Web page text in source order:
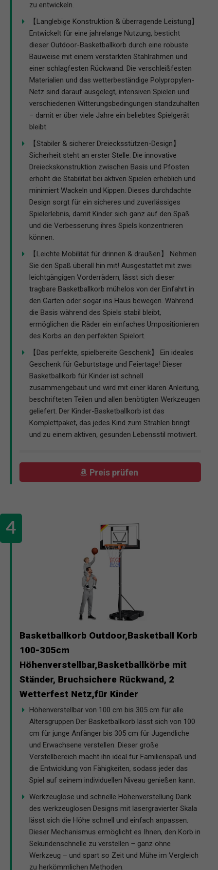
zu entwickeln.
【Langlebige Konstruktion & überragende Leistung】
Entwickelt für eine jahrelange Nutzung, besticht
dieser Outdoor-Basketballkorb durch eine robuste
Bauweise mit einem verstärkten Stahlrahmen und
einer schlagfesten Rückwand. Die verschleißfesten
Materialien und das wetterbeständige Polypropylen-
Netz sind darauf ausgelegt, intensiven Spielen und
verschiedenen Witterungsbedingungen standzuhalten
– damit er über viele Jahre ein beliebtes Spielgerät
bleibt.
【Stabiler & sicherer Dreiecksstützen-Design】
Sicherheit steht an erster Stelle. Die innovative
Dreieckskonstruktion zwischen Basis und Pfosten
erhöht die Stabilität bei aktiven Spielen erheblich und
minimiert Wackeln und Kippen. Dieses durchdachte
Design sorgt für ein sicheres und zuverlässiges
Spielerlebnis, damit Kinder sich ganz auf den Spaß
und die Verbesserung ihres Spiels konzentrieren
können.
【Leichte Mobilität für drinnen & draußen】 Nehmen
Sie den Spaß überall hin mit! Ausgestattet mit zwei
leichtgängigen Vorderrädern, lässt sich dieser
tragbare Basketballkorb mühelos von der Einfahrt in
den Garten oder sogar ins Haus bewegen. Während
die Basis während des Spiels stabil bleibt,
ermöglichen die Räder ein einfaches Umpositionieren
des Korbs an den perfekten Spielort.
【Das perfekte, spielbereite Geschenk】 Ein ideales
Geschenk für Geburtstage und Feiertage! Dieser
Basketballkorb für Kinder ist schnell
zusammengebaut und wird mit einer klaren Anleitung,
beschrifteten Teilen und allen benötigten Werkzeugen
geliefert. Der Kinder-Basketballkorb ist das
Komplettpaket, das jedes Kind zum Strahlen bringt
und zu einem aktiven, gesunden Lebensstil motiviert.
Preis prüfen
Basketballkorb Outdoor,Basketball Korb
100-305cm
Höhenverstellbar,Basketballkörbe mit
Ständer, Bruchsichere Rückwand, 2
Wetterfest Netz,für Kinder
Höhenverstellbar von 100 cm bis 305 cm für alle
Altersgruppen Der Basketballkorb lässt sich von 100
cm für junge Anfänger bis 305 cm für Jugendliche
und Erwachsene verstellen. Dieser große
Verstellbereich macht ihn ideal für Familienspaß und
die Entwicklung von Fähigkeiten, sodass jeder das
Spiel auf seinem individuellen Niveau genießen kann.
Werkzeuglose und schnelle Höhenverstellung Dank
des werkzeuglosen Designs mit lasergravierter Skala
lässt sich die Höhe schnell und einfach anpassen.
Dieser Mechanismus ermöglicht es Ihnen, den Korb in
Sekundenschnelle zu verstellen – ganz ohne
Werkzeug – und spart so Zeit und Mühe im Vergleich
zu herkömmlichen Methoden.